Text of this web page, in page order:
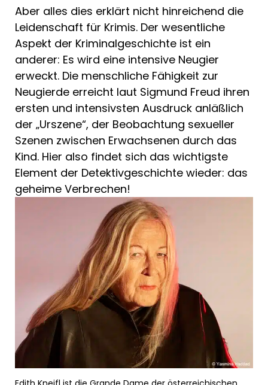
Aber alles dies erklärt nicht hinrei­chend die
Leidenschaft für Krimis. Der wesentliche
Aspekt der Kriminalge­schichte ist ein
anderer: Es wird eine intensive Neugier
erweckt. Die menschli­che Fähigkeit zur
Neugierde erreicht laut Sigmund Freud ihren
ersten und inten­sivsten Ausdruck anläßlich
der „Urszene“, der Beobachtung sexueller
Szenen zwi­schen Erwachsenen durch das
Kind. Hier also findet sich das wichtigste
Element der Detektivgeschichte wieder: das
gehei­me Verbrechen!